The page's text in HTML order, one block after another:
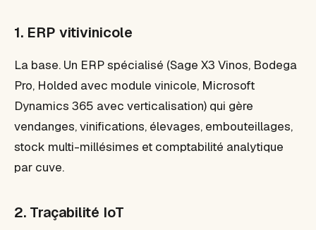
1. ERP vitivinicole
La base. Un ERP spécialisé (Sage X3 Vinos, Bodega
Pro, Holded avec module vinicole, Microsoft
Dynamics 365 avec verticalisation) qui gère
vendanges, vinifications, élevages, embouteillages,
stock multi-millésimes et comptabilité analytique
par cuve.
2. Traçabilité IoT